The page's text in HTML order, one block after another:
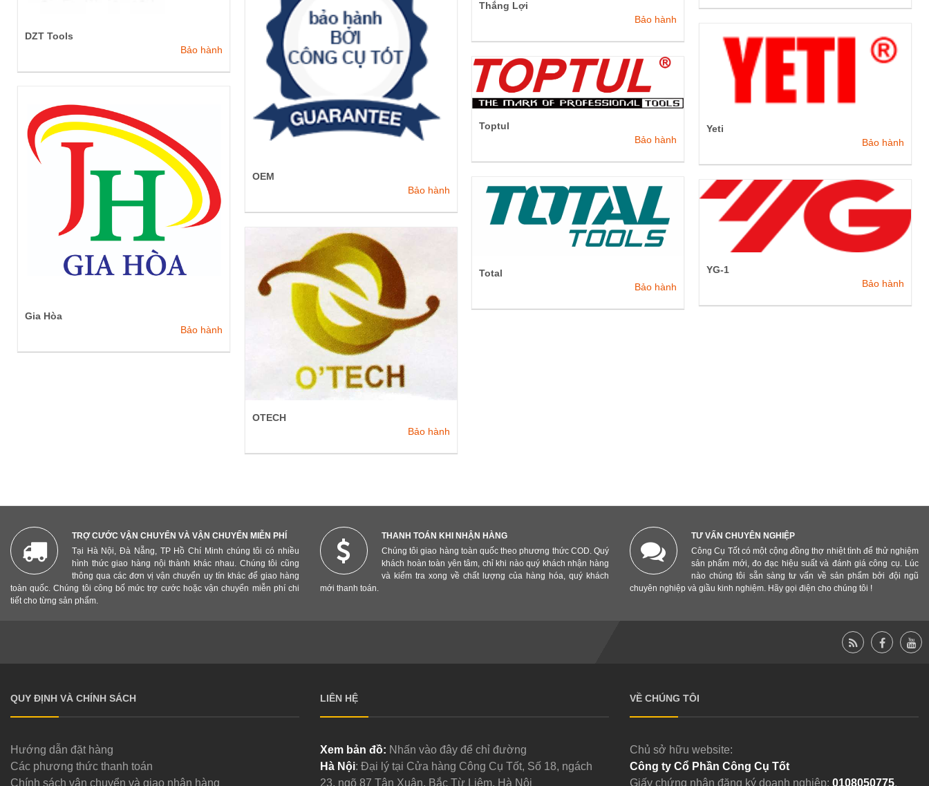
DZT Tools
Bảo hành
Gia Hòa
Bảo hành
OEM
Bảo hành
OTECH
Bảo hành
Thắng Lợi
Bảo hành
Toptul
Bảo hành
Total
Bảo hành
Yeti
Bảo hành
YG-1
Bảo hành
TRỢ CƯỚC VẬN CHUYỂN VÀ VẬN CHUYỂN MIỄN PHÍ
Tại Hà Nội, Đà Nẵng, TP Hồ Chí Minh chúng tôi có nhiều
hình thức giao hàng nội thành khác nhau. Chúng tôi cũng
thông qua các đơn vị vận chuyển uy tín khác để giao hàng
toàn quốc. Chúng tôi công bố mức trợ cước hoặc vận chuyển miễn phí chi
tiết cho từng sản phẩm.
THANH TOÁN KHI NHẬN HÀNG
Chúng tôi giao hàng toàn quốc theo phương thức COD. Quý
khách hoàn toàn yên tâm, chỉ khi nào quý khách nhận hàng
và kiểm tra xong về chất lượng của hàng hóa, quý khách
mới thanh toán.
TƯ VẤN CHUYÊN NGHIỆP
Công Cụ Tốt có một cộng đồng thợ nhiệt tình để thử nghiệm
sản phẩm mới, đo đạc hiệu suất và đánh giá công cụ. Lúc
nào chúng tôi sẵn sàng tư vấn về sản phẩm bởi đội ngũ
chuyên nghiệp và giầu kinh nghiệm. Hãy gọi điện cho chúng tôi !
QUY ĐỊNH VÀ CHÍNH SÁCH
Hướng dẫn đặt hàng
Các phương thức thanh toán
Chính sách vận chuyển và giao nhận hàng
LIÊN HỆ
Xem bản đồ: Nhấn vào đây để chỉ đường
Hà Nội: Đại lý tại Cửa hàng Công Cụ Tốt, Số 18, ngách
23, ngõ 87 Tân Xuân, Bắc Từ Liêm, Hà Nội
VỀ CHÚNG TÔI
Chủ sở hữu website:
Công ty Cổ Phần Công Cụ Tốt
Giấy chứng nhận đăng ký doanh nghiệp: 0108050775,